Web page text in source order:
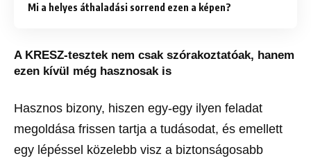
Mi a helyes áthaladási sorrend ezen a képen?
A KRESZ-tesztek nem csak szórakoztatóak, hanem
ezen kívül még hasznosak is
Hasznos bizony, hiszen egy-egy ilyen feladat
megoldása frissen tartja a tudásodat, és emellett
egy lépéssel közelebb visz a biztonságosabb